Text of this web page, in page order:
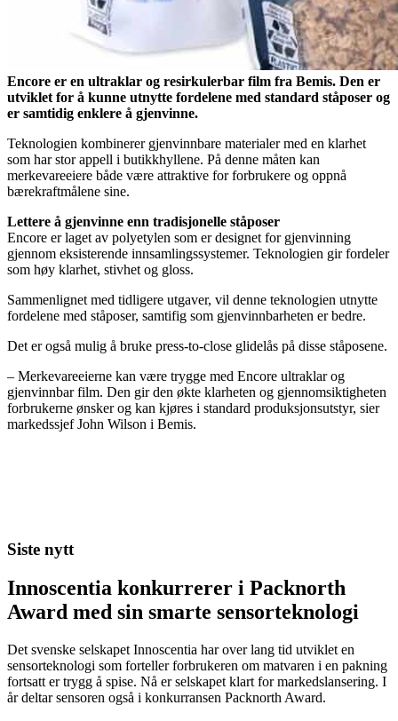
Encore er en ultraklar og resirkulerbar film fra Bemis. Den er
utviklet for å kunne utnytte fordelene med standard ståposer og
er samtidig enklere å gjenvinne.
Teknologien kombinerer gjenvinnbare materialer med en klarhet
som har stor appell i butikkhyllene. På denne måten kan
merkevareeiere både være attraktive for forbrukere og oppnå
bærekraftmålene sine.
Lettere å gjenvinne enn tradisjonelle ståposer
Encore er laget av polyetylen som er designet for gjenvinning
gjennom eksisterende innsamlingssystemer. Teknologien gir fordeler
som høy klarhet, stivhet og gloss.
Sammenlignet med tidligere utgaver, vil denne teknologien utnytte
fordelene med ståposer, samtifig som gjenvinnbarheten er bedre.
Det er også mulig å bruke press-to-close glidelås på disse ståposene.
– Merkevareeierne kan være trygge med Encore ultraklar og
gjenvinnbar film. Den gir den økte klarheten og gjennomsiktigheten
forbrukerne ønsker og kan kjøres i standard produksjonsutstyr, sier
markedssjef John Wilson i Bemis.
Siste nytt
Innoscentia konkurrerer i Packnorth
Award med sin smarte sensorteknologi
Det svenske selskapet Innoscentia har over lang tid utviklet en
sensorteknologi som forteller forbrukeren om matvaren i en pakning
fortsatt er trygg å spise. Nå er selskapet klart for markedslansering. I
år deltar sensoren også i konkurransen Packnorth Award.